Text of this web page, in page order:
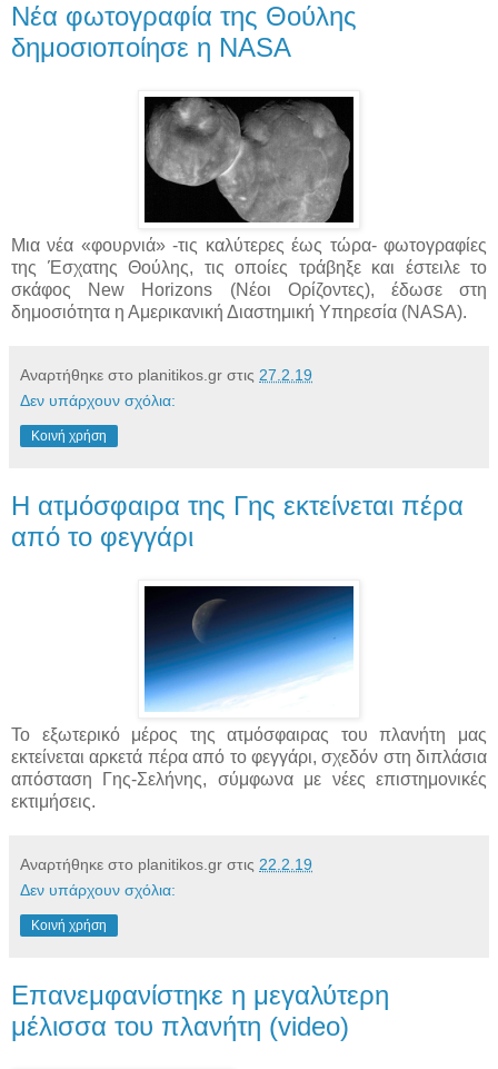
Νέα φωτογραφία της Θούλης
δημοσιοποίησε η NASA
Μια νέα «φουρνιά» -τις καλύτερες έως τώρα- φωτογραφίες
της Έσχατης Θούλης, τις οποίες τράβηξε και έστειλε το
σκάφος New Horizons (Νέοι Ορίζοντες), έδωσε στη
δημοσιότητα η Αμερικανική Διαστημική Υπηρεσία (NASA).
Αναρτήθηκε στο planitikos.gr στις 27.2.19
Δεν υπάρχουν σχόλια:
Κοινή χρήση
Η ατμόσφαιρα της Γης εκτείνεται πέρα
από το φεγγάρι
Το εξωτερικό μέρος της ατμόσφαιρας του πλανήτη μας
εκτείνεται αρκετά πέρα από το φεγγάρι, σχεδόν στη διπλάσια
απόσταση Γης-Σελήνης, σύμφωνα με νέες επιστημονικές
εκτιμήσεις.
Αναρτήθηκε στο planitikos.gr στις 22.2.19
Δεν υπάρχουν σχόλια:
Κοινή χρήση
Επανεμφανίστηκε η μεγαλύτερη
μέλισσα του πλανήτη (video)